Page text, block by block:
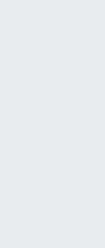
apasă
Explorer)
le-ai făcut.